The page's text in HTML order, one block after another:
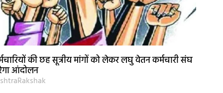
की छह सूत्रीय मांगों को लेकर लघु वेतन कर्मचारी संघ
आंदोलन